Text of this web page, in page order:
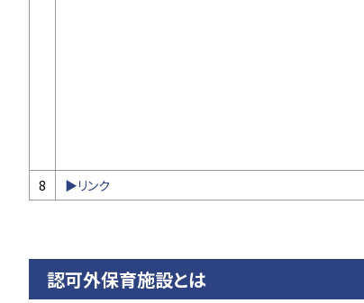
8
▶リンク
認可外保育施設とは